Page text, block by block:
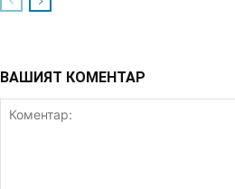
ВАШИЯТ КОМЕНТАР